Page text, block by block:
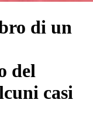
di un
del
casi